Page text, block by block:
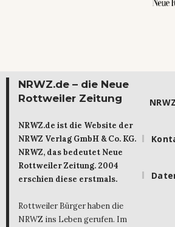
NRWZ.de – die Neue
Rottweiler Zeitung
NRWZ.de ist die Website der
NRWZ Verlag GmbH & Co. KG.
NRWZ, das bedeutet Neue
Rottweiler Zeitung. 2004
erschien diese erstmals.
Rottweiler Bürger haben die
NRWZ ins Leben gerufen. Im